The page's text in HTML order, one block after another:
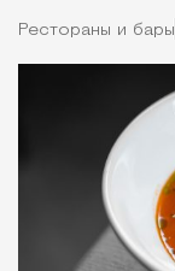
Рестораны и бары